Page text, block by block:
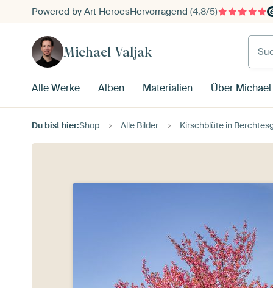
Powered by Art HeroesHervorragend (4,8/5)
Michael Valjak
Alle Werke Alben Materialien Über Michael
Du bist hier:Shop Alle Bilder Kirschblüte in